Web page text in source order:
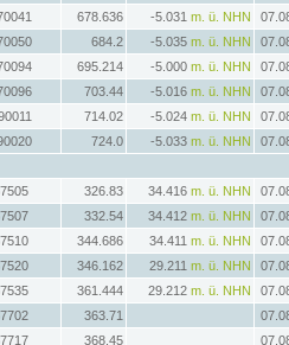
678.636 -5.031 m. ü. NHN
684.2 -5.035 m. ü. NHN
695.214 -5.000 m. ü. NHN
703.44 -5.016 m. ü. NHN
714.02 -5.024 m. ü. NHN
724.0 -5.033 m. ü. NHN
326.83 34.416 m. ü. NHN
332.54 34.412 m. ü. NHN
344.686 34.411 m. ü. NHN
346.162 29.211 m. ü. NHN
361.444 29.212 m. ü. NHN
363.71
368.45